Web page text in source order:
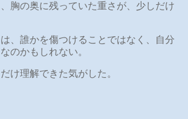
胸の奥に残っていた重さが、少しだけ
、誰かを傷つけることではなく、自分
のかもしれない。
け理解できた気がした。